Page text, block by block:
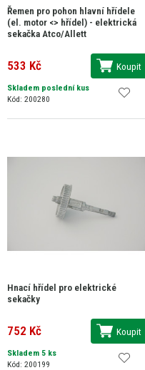
Řemen pro pohon hlavní hřídele
(el. motor <> hřídel) - elektrická
sekačka Atco/Allett
533 Kč Koupit
Skladem poslední kus
Kód: 200280
Hnací hřídel pro elektrické
sekačky
752 Kč Koupit
Skladem 5 ks
Kód: 200199